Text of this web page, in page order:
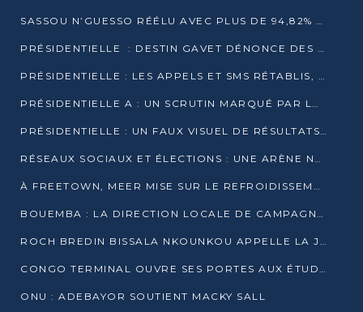
SASSOU N’GUESSO RÉÉLU AVEC PLUS DE 94,82% DES VOIX
PRÉSIDENTIELLE : DESTIN GAVET DÉNONCE DES IRRÉGULARITÉS ET REVENDIQUE LA VICTOIRE
PRÉSIDENTIELLE : LES APPELS ET SMS RÉTABLIS, INTERNET RESTE BLOQUÉ
PRÉSIDENTIELLE A : UN SCRUTIN MARQUÉ PAR LA COUPURE D’INTERNET ET UNE AFFLUENCE TIMIDE À BRAZZAVILLE
PRÉSIDENTIELLE : UN FAUX VISUEL DE RÉSULTATS CIRCULE
RÉSEAUX SOCIAUX ET ÉLECTIONS : UNE ARÈNE NUMÉRIQUE EN PLEINE MUTATION AU CONGO
À FREETOWN, MEER MISE SUR LE REFROIDISSEMENT PASSIF FACE À LA CHALEUR EXTRÊME
BOUEMBA : LA DIRECTION LOCALE DE CAMPAGNE DE DENIS SASSOU N’GUESSO MULTIPLIE LES ACTIVITÉS DE MOBILISATION
ROCH BREDIN BISSALA NKOUNKOU APPELLE LA JEUNESSE DE GOMA TSÉ-TSÉ À UN VOTE MASSIF POUR DENIS SASSOU NGUESSO
CONGO TERMINAL OUVRE SES PORTES AUX ÉTUDIANTS EN TRANSPORT ET LOGISTIQUE
ONU : ADEBAYOR SOUTIENT MACKY SALL